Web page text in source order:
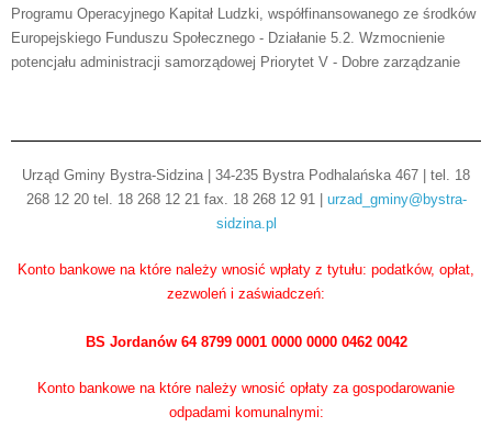
Programu Operacyjnego Kapitał Ludzki, współfinansowanego ze środków
Europejskiego Funduszu Społecznego - Działanie 5.2. Wzmocnienie
potencjału administracji samorządowej Priorytet V - Dobre zarządzanie
Urząd Gminy Bystra-Sidzina | 34-235 Bystra Podhalańska 467 | tel. 18
268 12 20 tel. 18 268 12 21 fax. 18 268 12 91 | urzad_gminy@bystra-
sidzina.pl
Konto bankowe na które należy wnosić wpłaty z tytułu: podatków, opłat,
zezwoleń i zaświadczeń:
BS Jordanów 64 8799 0001 0000 0000 0462 0042
Konto bankowe na które należy wnosić opłaty za gospodarowanie
odpadami komunalnymi: